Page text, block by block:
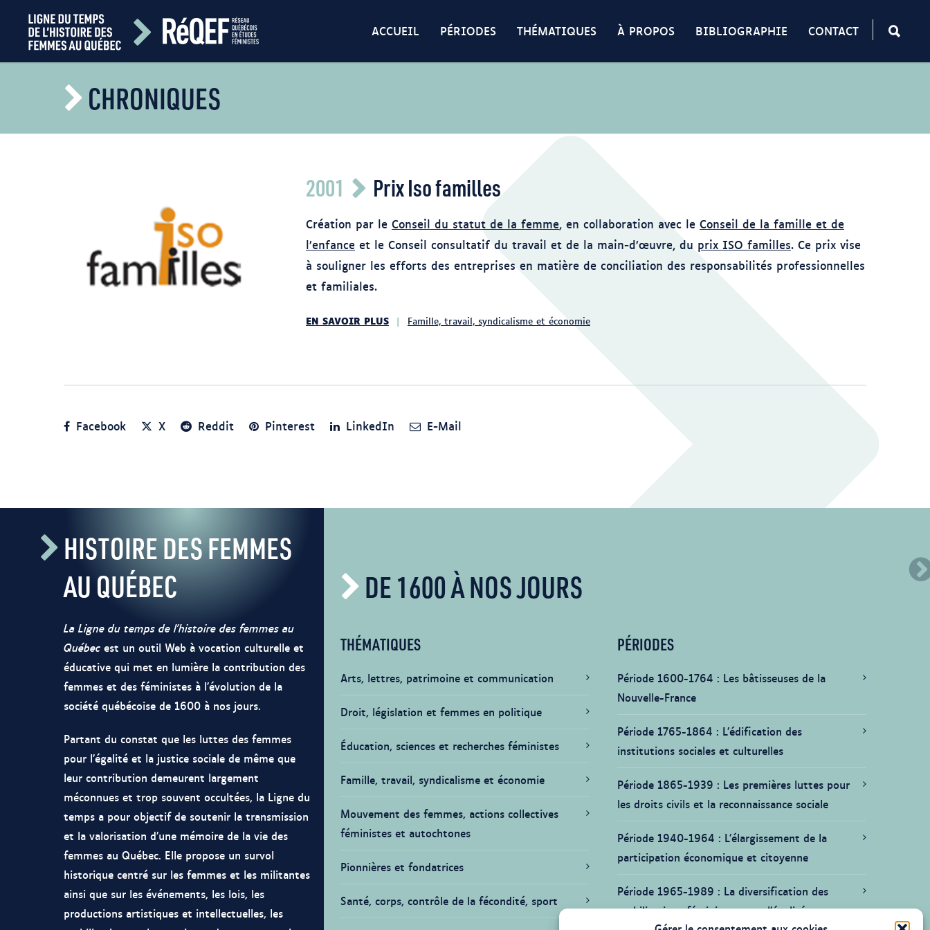
ACCUEIL PÉRIODES THÉMATIQUES À PROPOS BIBLIOGRAPHIE CONTACT
CHRONIQUES
2001 Prix Iso familles
Création par le Conseil du statut de la femme, en collaboration avec le Conseil de la famille et de
l’enfance et le Conseil consultatif du travail et de la main-d’œuvre, du prix ISO familles. Ce prix vise
à souligner les efforts des entreprises en matière de conciliation des responsabilités professionnelles
et familiales.
EN SAVOIR PLUS Famille, travail, syndicalisme et économie
Facebook X Reddit Pinterest LinkedIn E-Mail
HISTOIRE DES FEMMES
AU QUÉBEC
La Ligne du temps de l’histoire des femmes au
Québec est un outil Web à vocation culturelle et
éducative qui met en lumière la contribution des
femmes et des féministes à l’évolution de la
société québécoise de 1600 à nos jours.
Partant du constat que les luttes des femmes
pour l’égalité et la justice sociale de même que
leur contribution demeurent largement
méconnues et trop souvent occultées, la Ligne du
temps a pour objectif de soutenir la transmission
et la valorisation d’une mémoire de la vie des
femmes au Québec. Elle propose un survol
historique centré sur les femmes et les militantes
ainsi que sur les événements, les lois, les
productions artistiques et intellectuelles, les
DE 1600 À NOS JOURS
THÉMATIQUES
Arts, lettres, patrimoine et communication
Droit, législation et femmes en politique
Éducation, sciences et recherches féministes
Famille, travail, syndicalisme et économie
Mouvement des femmes, actions collectives
féministes et autochtones
Pionnières et fondatrices
Santé, corps, contrôle de la fécondité, sport
PÉRIODES
Période 1600-1764
Les bâtisseuses de la
Nouvelle-France
Période 1765-1864
L’édification des
institutions sociales et culturelles
Période 1865-1939
Les premières luttes pour
les droits civils et la reconnaissance sociale
Période 1940-1964
L’élargissement de la
participation économique et citoyenne
Période 1965-1989
La diversification des
mobilisations féministes pour l’égalité